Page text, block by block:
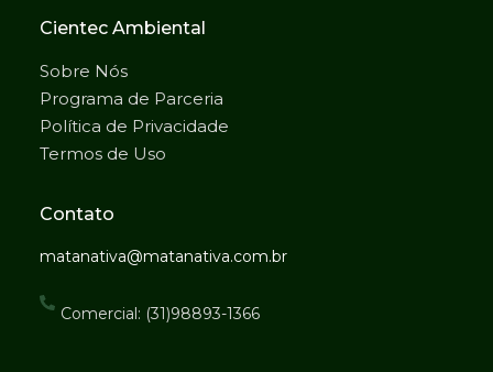
Cientec Ambiental
Sobre Nós
Programa de Parceria
Política de Privacidade
Termos de Uso
Contato
matanativa@matanativa.com.br
Comercial: (31)98893-1366